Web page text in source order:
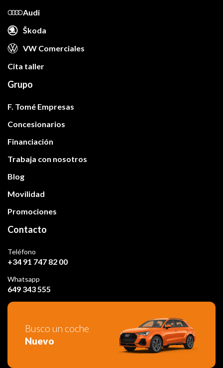
Audi
Škoda
VW Comerciales
Cita taller
Grupo
F. Tomé Empresas
Concesionarios
Financiación
Trabaja con nosotros
Blog
Movilidad
Promociones
Contacto
Teléfono
+34 91 747 82 00
Whatsapp
649 343 555
Busco un coche
Nuevo